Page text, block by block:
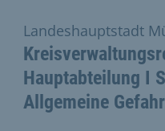
Hauptabteilung I
Allgemeine
Landeshauptstadt